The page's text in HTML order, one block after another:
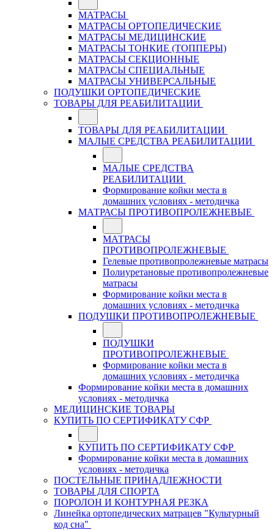
МАТРАСЫ
МАТРАСЫ ОРТОПЕДИЧЕСКИЕ
МАТРАСЫ МЕДИЦИНСКИЕ
МАТРАСЫ ТОНКИЕ (ТОППЕРЫ)
МАТРАСЫ СЕКЦИОННЫЕ
МАТРАСЫ СПЕЦИАЛЬНЫЕ
МАТРАСЫ УНИВЕРСАЛЬНЫЕ
ПОДУШКИ ОРТОПЕДИЧЕСКИЕ
ТОВАРЫ ДЛЯ РЕАБИЛИТАЦИИ
ТОВАРЫ ДЛЯ РЕАБИЛИТАЦИИ
МАЛЫЕ СРЕДСТВА РЕАБИЛИТАЦИИ
МАЛЫЕ СРЕДСТВА
РЕАБИЛИТАЦИИ
Формирование койки места в
домашних условиях - методичка
МАТРАСЫ ПРОТИВОПРОЛЕЖНЕВЫЕ
МАТРАСЫ
ПРОТИВОПРОЛЕЖНЕВЫЕ
Гелевые противопролежневые матрасы
Полиуретановые противопролежневые
матрасы
Формирование койки места в
домашних условиях - методичка
ПОДУШКИ ПРОТИВОПРОЛЕЖНЕВЫЕ
ПОДУШКИ
ПРОТИВОПРОЛЕЖНЕВЫЕ
Формирование койки места в
домашних условиях - методичка
Формирование койки места в домашних
условиях - методичка
МЕДИЦИНСКИЕ ТОВАРЫ
КУПИТЬ ПО СЕРТИФИКАТУ СФР
КУПИТЬ ПО СЕРТИФИКАТУ СФР
Формирование койки места в домашних
условиях - методичка
ПОСТЕЛЬНЫЕ ПРИНАДЛЕЖНОСТИ
ТОВАРЫ ДЛЯ СПОРТА
ПОРОЛОН И КОНТУРНАЯ РЕЗКА
Линейка ортопедических матрацев "Культурный
код сна"